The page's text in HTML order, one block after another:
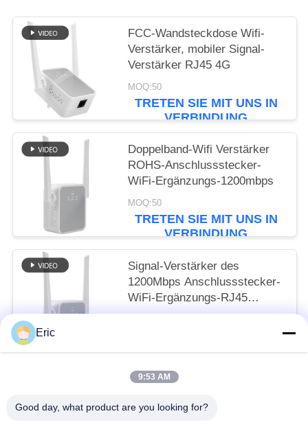
FCC-Wandsteckdose Wifi-
Verstärker, mobiler Signal-
Verstärker RJ45 4G
MOQ:50
TRETEN SIE MIT UNS IN
VERBINDUNG
Doppelband-Wifi Verstärker
ROHS-Anschlussstecker-
WiFi-Ergänzungs-1200mbps
MOQ:50
TRETEN SIE MIT UNS IN
VERBINDUNG
Signal-Verstärker des
1200Mbps Anschlussstecker-
WiFi-Ergänzungs-RJ45
mobiler Hafen-4G
VERBINDUNG
Eric
9:53 AM
Good day, what product are you looking for?